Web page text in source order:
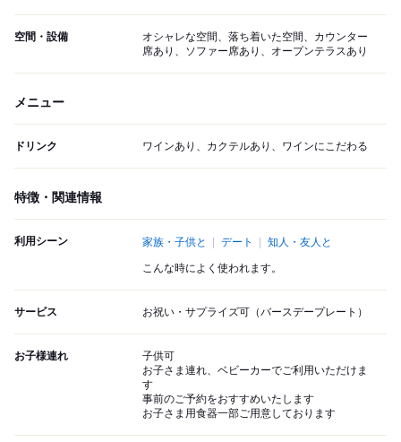
空間・設備
オシャレな空間、落ち着いた空間、カウンター
席あり、ソファー席あり、オープンテラスあり
メニュー
ドリンク ワインあり、カクテルあり、ワインにこだわる
特徴・関連情報
利用シーン 家族・子供と デート 知人・友人と
こんな時によく使われます。
サービス お祝い・サプライズ可（バースデープレート）
お子様連れ
子供可
お子さま連れ、ベビーカーでご利用いただけま
す
事前のご予約をおすすめいたします
お子さま用食器一部ご用意しております